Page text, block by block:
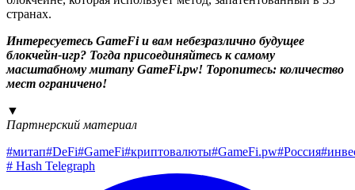
странах.
Интересуетесь GameFi и вам небезразлично будущее
блокчейн-игр? Тогда присоединяйтесь к самому
масштабному митапу GameFi.pw! Торопитесь: количество
мест ограничено!
▼
Партнерский материал
#митап#DeFi#GameFi#криптовалюты#GameFi.pw#Россия#
# Hash Telegraph